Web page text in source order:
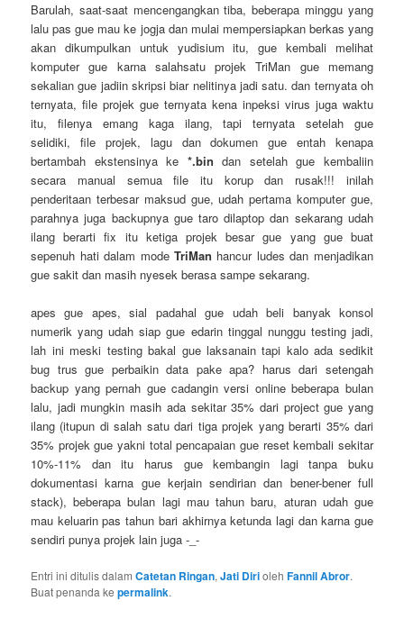
Barulah, saat-saat mencengangkan tiba, beberapa minggu yang
lalu pas gue mau ke jogja dan mulai mempersiapkan berkas yang
akan dikumpulkan untuk yudisium itu, gue kembali melihat
komputer gue karna salahsatu projek TriMan gue memang
sekalian gue jadiin skripsi biar nelitinya jadi satu. dan ternyata oh
ternyata, file projek gue ternyata kena inpeksi virus juga waktu
itu, filenya emang kaga ilang, tapi ternyata setelah gue
selidiki, file projek, lagu dan dokumen gue entah kenapa
bertambah ekstensinya ke *.bindan setelah gue kembaliin
secara manual semua file itu korup dan rusak!!! inilah
penderitaan terbesar maksud gue, udah pertama komputer gue,
parahnya juga backupnya gue taro dilaptop dan sekarang udah
ilang berarti fix itu ketiga projek besar gue yang gue buat
sepenuh hati dalam mode TriMan hancur ludes dan menjadikan
gue sakit dan masih nyesek berasa sampe sekarang.
apes gue apes, sial padahal gue udah beli banyak konsol
numerik yang udah siap gue edarin tinggal nunggu testing jadi,
lah ini meski testing bakal gue laksanain tapi kalo ada sedikit
bug trus gue perbaikin data pake apa? harus dari setengah
backup yang pernah gue cadangin versi online beberapa bulan
lalu, jadi mungkin masih ada sekitar 35% dari project gue yang
ilang (itupun di salah satu dari tiga projek yang berarti 35% dari
35% projek gue yakni total pencapaian gue reset kembali sekitar
10%-11% dan itu harus gue kembangin lagi tanpa buku
dokumentasi karna gue kerjain sendirian dan bener-bener full
stack), beberapa bulan lagi mau tahun baru, aturan udah gue
mau keluarin pas tahun bari akhirnya ketunda lagi dan karna gue
sendiri punya projek lain juga -_-
Entri ini ditulis dalamCatetan Ringan,Jati DiriolehFannil Abror.
Buat penanda kepermalink.